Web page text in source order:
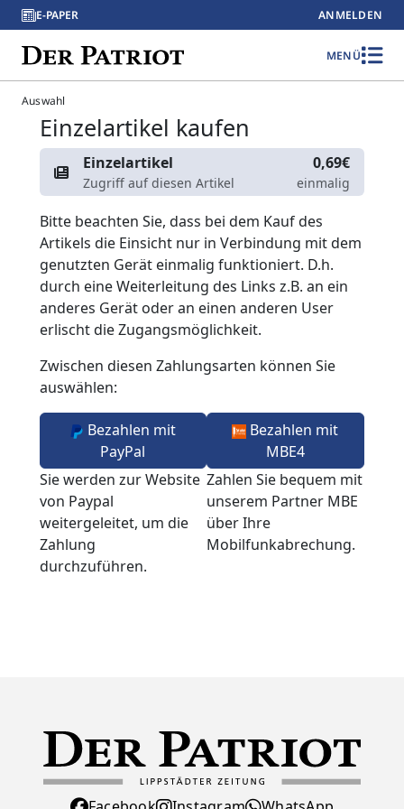
E-PAPER ANMELDEN
MENÜ
Auswahl
Einzelartikel kaufen
Einzelartikel
Zugriff auf diesen Artikel
0,69€
einmalig
Bitte beachten Sie, dass bei dem Kauf des
Artikels die Einsicht nur in Verbindung mit dem
genutzten Gerät einmalig funktioniert. D.h.
durch eine Weiterleitung des Links z.B. an ein
anderes Gerät oder an einen anderen User
erlischt die Zugangsmöglichkeit.
Zwischen diesen Zahlungsarten können Sie
auswählen:
Bezahlen mit
PayPal
Sie werden zur Website
von Paypal
weitergeleitet, um die
Zahlung
durchzuführen.
Bezahlen mit
MBE4
Zahlen Sie bequem mit
unserem Partner MBE
über Ihre
Mobilfunkabrechung.